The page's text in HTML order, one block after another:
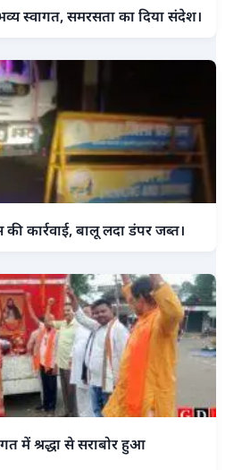
स्वागत, समरसता का दिया संदेश।
कार्रवाई, बालू लदा डंपर जब्त।
में श्रद्धा से सराबोर हुआ